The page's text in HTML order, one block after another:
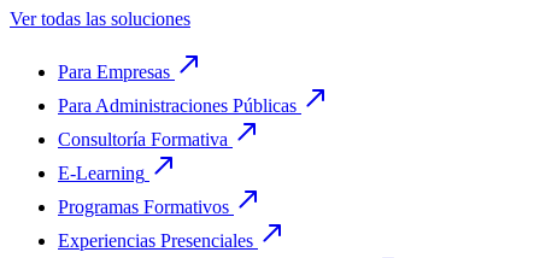
Ver todas las soluciones
Para Empresas
Para Administraciones Públicas
Consultoría Formativa
E-Learning
Programas Formativos
Experiencias Presenciales